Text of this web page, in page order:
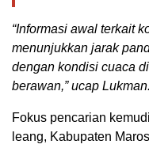
“Informasi awal terkait
menunjukkan jarak
dengan kondisi cuaca
berawan,” ucap Lukman.
Fokus pencarian
leang, Kabupaten